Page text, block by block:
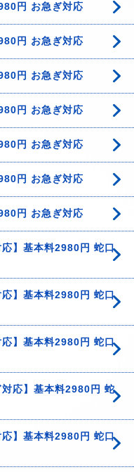
円 お急ぎ対応
円 お急ぎ対応
円 お急ぎ対応
円 お急ぎ対応
円 お急ぎ対応
円 お急ぎ対応
円 お急ぎ対応
】基本料2980円 蛇口
】基本料2980円 蛇口
応】基本料2980円 蛇口
応】基本料2980円 蛇
】基本料2980円 蛇口